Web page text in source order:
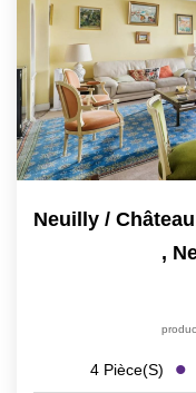
,
4 Pièce(s)